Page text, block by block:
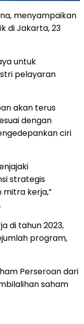
menyampaikan
di Jakarta, 23
untuk
pelayaran
akan terus
dengan
ciri
strategis
kerja,”
di tahun 2023,
program,
Perseroan dari
saham